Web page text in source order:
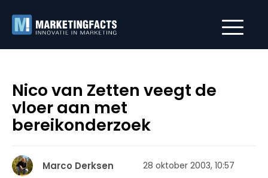
Nico van Zetten veegt de
vloer aan met
bereikonderzoek
Marco Derksen 28 oktober 2003, 10:57